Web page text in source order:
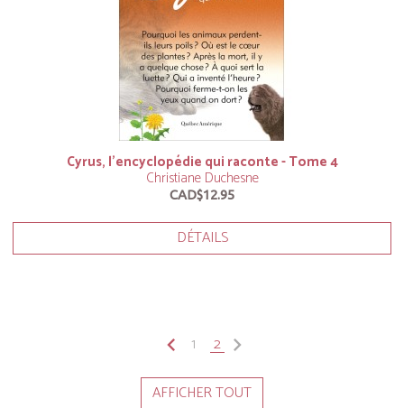
Cyrus, l’encyclopédie qui raconte - Tome 4
Christiane Duchesne
CAD$12.95
DÉTAILS
keyboard_arrow_left 1 2 keyboard_arrow_right
AFFICHER TOUT